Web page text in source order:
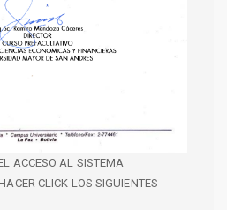
ACCESO AL SISTEMA
CLICK LOS SIGUIENTES